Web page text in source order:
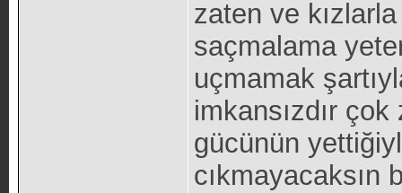
zaten ve
saçmalama
uçmamak
imkansızdır
gücünün